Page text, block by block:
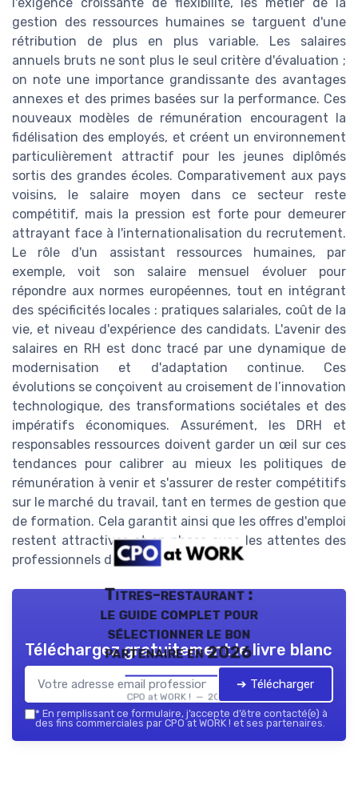
gestion des ressources humaines se targuent d'une
rétribution de plus en plus variable. Les salaires
annuels bruts ne sont plus le seul critère d'évaluation ;
on note une importance grandissante des avantages
annexes et des primes basées sur la performance. Ces
nouveaux modèles de rémunération encouragent la
fidélisation des employés, et créent un environnement
particulièrement attractif pour les jeunes diplômés
sortis des grandes écoles. Comparativement aux pays
voisins, le salaire moyen dans ce secteur reste
compétitif, mais la pression est forte pour demeurer
attrayant face à l'internationalisation du recrutement.
Le rôle d'un assistant ressources humaines, par
exemple, voit son salaire mensuel évoluer pour
répondre aux normes européennes, tout en intégrant
des spécificités locales : pratiques salariales, coût de la
vie, et niveau d'expérience des candidats. L'avenir des
salaires en RH est donc tracé par une dynamique de
modernisation et d'adaptation continue. Ces
évolutions se conçoivent au croisement de l’innovation
technologique, des transformations sociétales et des
impératifs économiques. Assurément, les DRH et
responsables ressources doivent garder un œil sur ces
tendances pour calibrer au mieux les politiques de
rémunération à venir et s'assurer de rester compétitifs
sur le marché du travail, tant en termes de gestion que
de formation. Cela garantit ainsi que les offres d'emploi
restent attractives et en phase avec les attentes des
professionnels du secteur.
Titres-restaurant :
le guide complet pour
sélectionner le bon
partenaire en 2026
CPO at WORK ! — 2026
Téléchargez gratuitement le livre blanc
➔ Télécharger
* En remplissant ce formulaire, j’accepte d’être contacté(e) à
des fins commerciales par CPO at WORK ! et ses partenaires.